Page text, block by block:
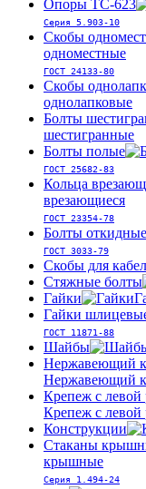
Опоры ТС-623
Серия 5.903-10
Скобы
одноместные
ГОСТ 24133-80
Скобы
однолапковые
Болты
шестигранные
Болты полые
ГОСТ 25682-83
Кольца
врезающиеся
ГОСТ 23354-78
Болты откидные
ГОСТ 3033-79
Скобы для
Стяжные болты
Гайки
Гайки
ГОСТ 11871-88
Шайбы
Нержавеющий
Нержавеющий
Крепеж с левой
Крепеж с левой
Конструкции
Стаканы
крышные
Серия 1.494-24